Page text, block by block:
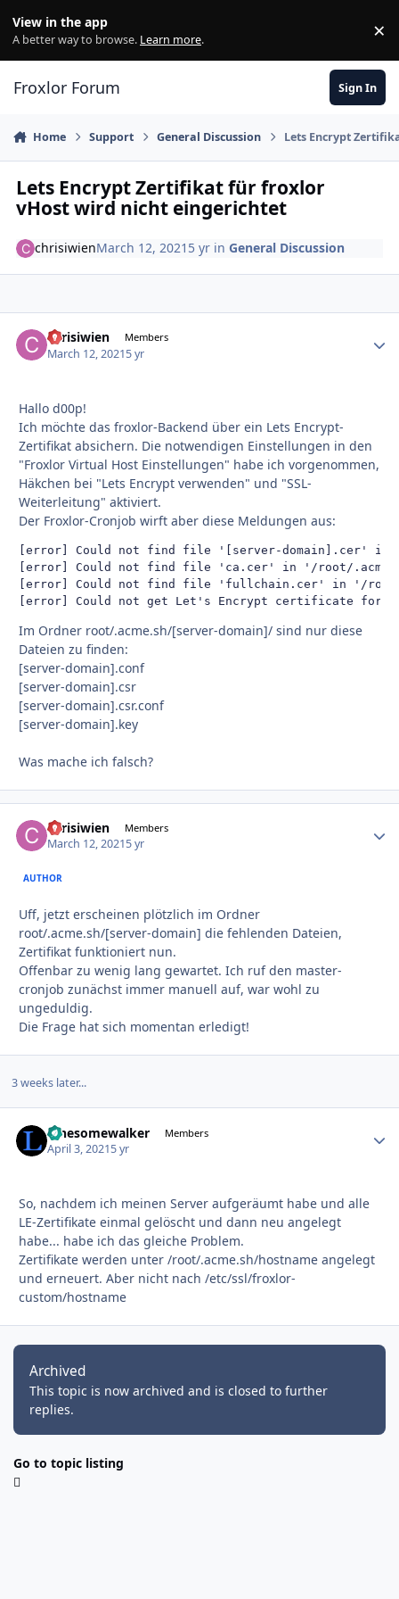
View in the app
A better way to browse. Learn more. ×
Froxlor Forum Sign In
Home Support General Discussion Lets Encrypt
Lets Encrypt Zertifikat für froxlor
vHost wird nicht eingerichtet
chrisiwienMarch 12, 2021 5 yr inGeneral Discussion
chrisiwien Members
March 12, 20215 yr
Hallo d00p!
Ich möchte das froxlor-Backend über ein Lets Encrypt-
Zertifikat absichern. Die notwendigen Einstellungen in den
"Froxlor Virtual Host Einstellungen" habe ich vorgenommen,
Häkchen bei "Lets Encrypt verwenden" und "SSL-
Weiterleitung" aktiviert.
Der Froxlor-Cronjob wirft aber diese Meldungen aus:
[error] Could not find file '[server-domain].cer' in
[error] Could not find file 'ca.cer' in '/root/
[error] Could not find file 'fullchain.cer' in '/root/
[error] Could not get Let's Encrypt certificate for
Im Ordner root/.acme.sh/[server-domain]/ sind nur diese
Dateien zu finden:
[server-domain].conf
[server-domain].csr
[server-domain].csr.conf
[server-domain].key
Was mache ich falsch?
chrisiwien Members
March 12, 20215 yr
AUTHOR
Uff, jetzt erscheinen plötzlich im Ordner
root/.acme.sh/[server-domain] die fehlenden Dateien,
Zertifikat funktioniert nun.
Offenbar zu wenig lang gewartet. Ich ruf den master-
cronjob zunächst immer manuell auf, war wohl zu
ungeduldig.
Die Frage hat sich momentan erledigt!
3 weeks later...
lonesomewalker Members
April 3, 20215 yr
So, nachdem ich meinen Server aufgeräumt habe und alle
LE-Zertifikate einmal gelöscht und dann neu angelegt
habe... habe ich das gleiche Problem.
Zertifikate werden unter /root/.acme.sh/hostname angelegt
und erneuert. Aber nicht nach /etc/ssl/froxlor-
custom/hostname
Archived
This topic is now archived and is closed to further
replies.
Go to topic listing